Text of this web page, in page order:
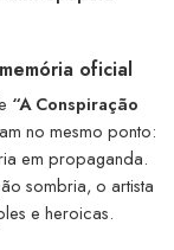
oficial
“A Conspiração
no mesmo ponto:
em propaganda.
sombria, o artista
e heroicas.